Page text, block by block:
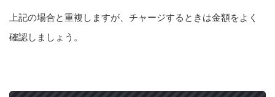
上記の場合と重複しますが、チャージするときは金額をよく
確認しましょう。